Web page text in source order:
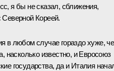
я бы не сказал, сближения,
Северной Кореей.
в любом случае гораздо хуже,
насколько известно, и Евросоюз
государства, да и Италия